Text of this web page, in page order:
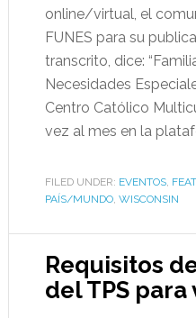
online/virtual, el
FUNES para su
transcrito, dice:
Necesidades
Centro Católico
vez al mes en la
FILED UNDER: EVENTOS,
PAÍS/MUNDO, WISCONSIN
Requisitos
del TPS